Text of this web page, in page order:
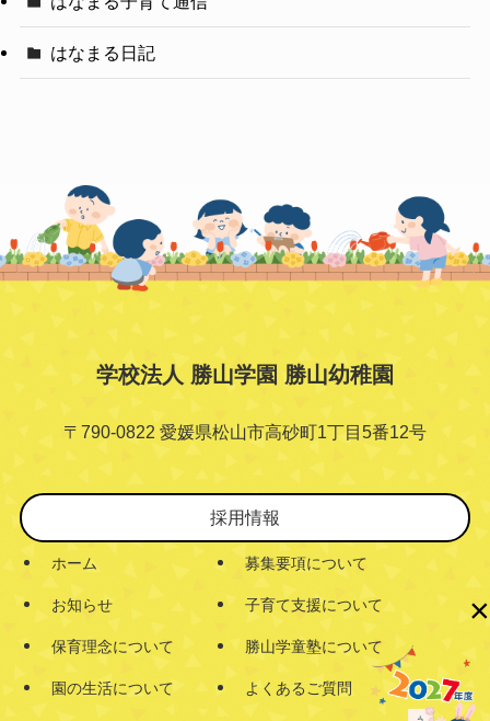
はなまる日記
学校法人 勝山学園 勝山幼稚園
〒790-0822 愛媛県松山市高砂町1丁目5番12号
採用情報
ホーム
お知らせ
保育理念について
園の生活について
募集要項について
子育て支援について
勝山学童塾について
よくあるご質問
×